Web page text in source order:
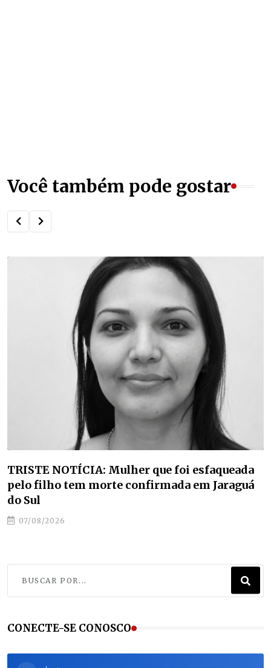
Você também pode gostar
Estudantes de Jaraguá do Sul classificam para
etapa nacional da maior competição de
educação profissional do mundo
07/08/2026
CONECTE-SE CONOSCO